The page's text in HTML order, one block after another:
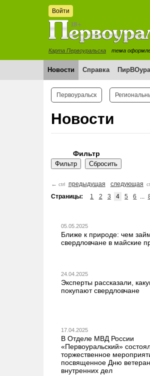
Войти
Карта Первоуральска тема
Новости Справка
Первоуральск
Новости
Фильтр
← ctrl предыдущая следующая
Страницы:
1 2 3 4 5 6 ...
05.05.2025
Ближе к природе: чем
свердловчане в майские
24.04.2025
Эксперты рассказали,
покупают свердловчане
17.04.2025
В Отделе МВД России
«Первоуральский»
торжественное
посвященное Дню
внутренних дел